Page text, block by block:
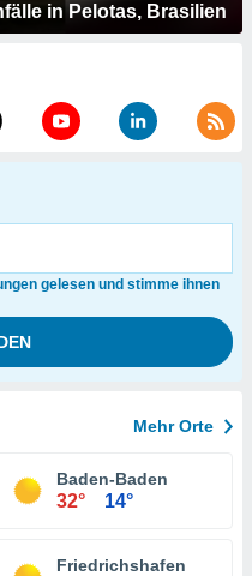
in Pelotas, Brasilien
gelesen und stimme ihnen
Mehr Orte
Baden-Baden
32° 14°
Friedrichshafen